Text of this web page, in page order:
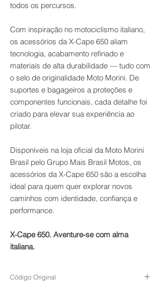
todos os percursos.
Com inspiração no motociclismo italiano,
os acessórios da X-Cape 650 aliam
tecnologia, acabamento refinado e
materiais de alta durabilidade — tudo com
o selo de originalidade Moto Morini. De
suportes e bagageiros a proteções e
componentes funcionais, cada detalhe foi
criado para elevar sua experiência ao
pilotar.
Disponíveis na loja oficial da Moto Morini
Brasil pelo Grupo Mais Brasil Motos, os
acessórios da X-Cape 650 são a escolha
ideal para quem quer explorar novos
caminhos com identidade, confiança e
performance.
X-Cape 650. Aventure-se com alma
italiana.
Código Original